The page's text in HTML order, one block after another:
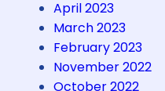
g
a
n
A
b
April 2023
March 2023
February 2023
November 2022
October 2022